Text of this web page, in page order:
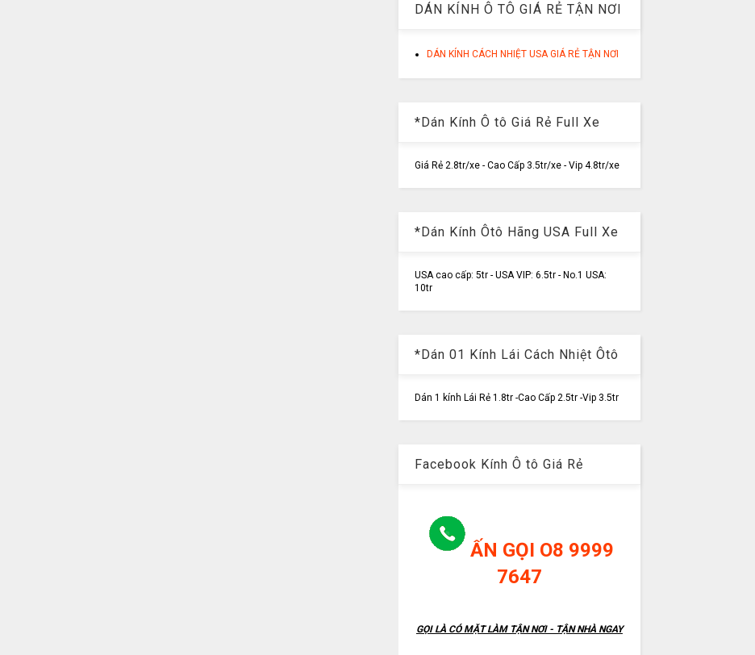
DÁN KÍNH Ô TÔ GIÁ RẺ TẬN NƠI
DÁN KÍNH CÁCH NHIỆT USA GIÁ RẺ TẬN NƠI
*Dán Kính Ô tô Giá Rẻ Full Xe
Giá Rẻ 2.8tr/xe - Cao Cấp 3.5tr/xe - Vip 4.8tr/xe
*Dán Kính Ôtô Hãng USA Full Xe
USA cao cấp: 5tr - USA VIP: 6.5tr - No.1 USA:
10tr
*Dán 01 Kính Lái Cách Nhiệt Ôtô
Dán 1 kính Lái Rẻ 1.8tr -Cao Cấp 2.5tr -Vip 3.5tr
Facebook Kính Ô tô Giá Rẻ
ẤN GỌI O8 9999
7647
GỌI LÀ CÓ MẶT LÀM TẬN NƠI - TẬN NHÀ NGAY